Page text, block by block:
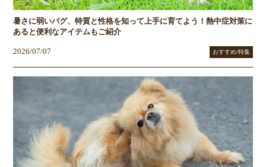
暑さに弱いパグ、特質と性格を知って上手に育てよう！熱中症対策に
あると便利なアイテムもご紹介
2026/07/07 おすすめ/特集